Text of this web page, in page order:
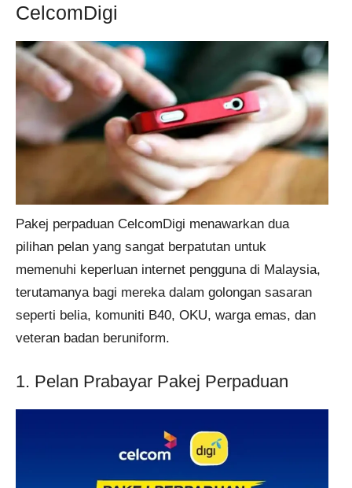
CelcomDigi
Pakej perpaduan CelcomDigi menawarkan dua
pilihan pelan yang sangat berpatutan untuk
memenuhi keperluan internet pengguna di Malaysia,
terutamanya bagi mereka dalam golongan sasaran
seperti belia, komuniti B40, OKU, warga emas, dan
veteran badan beruniform.
1. Pelan Prabayar Pakej Perpaduan